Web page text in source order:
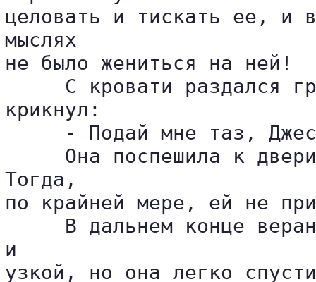
целовать и тискать ее, и
мыслях
не было жениться на ней!
С кровати раздался
крикнул:
- Подай мне таз,
Она поспешила к
Тогда,
по крайней мере, ей не
В дальнем конце
и
узкой, но она легко